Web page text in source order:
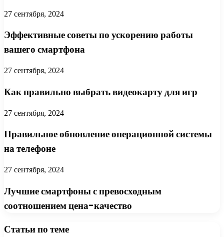
27 сентября, 2024
Эффективные советы по ускорению работы
вашего смартфона
27 сентября, 2024
Как правильно выбрать видеокарту для игр
27 сентября, 2024
Правильное обновление операционной системы
на телефоне
27 сентября, 2024
Лучшие смартфоны с превосходным
соотношением цена-качество
Статьи по теме